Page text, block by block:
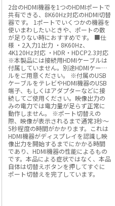
2台のHDMI機器を1つのHDMIポートで
共有できる、8K60Hz対応のHDMI切替
器です。 1ポートでいくつかの機器を
使いまわしたいときや、ポートの数
が足りない時におすすめです。 ■仕
様 ・2入力1出力 ・8K60Hz、
4K120Hz対応 ・HDR・HDCP2.3対応
※本製品には接続用HDMIケーブルは
付属していません。別途HDMIケーブ
ルをご用意ください。 ※付属のUSB
ケーブルをテレビやHDMI機器のUSB
端子、もしくはアダプターなどに接
続してご使用ください。映像出力の
みの電力では電力量が足らず正常に
動作しません。 ※ポート切替えの
際、映像が表示されるまで通常3秒～
5秒程度の時間がかかります。これは
HDMI機器がディスプレイを認識し映
像出力を開始するまでにかかる時間
であり、HDMI機器の性能によるもの
です。本品による症状ではなく、本品
自体は切替えボタンを押してすぐに
ポート切替えを完了しています。